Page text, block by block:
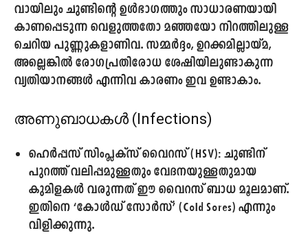
വായിലും ചുണ്ടിന്റെ ഉൾഭാഗത്തും സാധാരണയായി
കാണപ്പെടുന്ന വെളുത്തതോ മഞ്ഞയോ നിറത്തിലുള്ള
ചെറിയ പുണ്ണുകളാണിവ. സമ്മർദ്ദം, ഉറക്കമില്ലായ്മ,
അല്ലെങ്കിൽ രോഗപ്രതിരോധ ശേഷിയിലുണ്ടാകുന്ന
വ്യതിയാനങ്ങൾ എന്നിവ കാരണം ഇവ ഉണ്ടാകാം.
അണുബാധകൾ (Infections)
ഹെർപ്പസ് സിംപ്ലക്സ് വൈറസ് (HSV): ചുണ്ടിന്
പുറത്ത് വലിപ്പമുള്ളതും വേദനയുള്ളതുമായ
കുമിളകൾ വരുന്നത് ഈ വൈറസ് ബാധ മൂലമാണ്.
ഇതിനെ ‘കോൾഡ് സോർസ്’ (Cold Sores) എന്നും
വിളിക്കുന്നു.